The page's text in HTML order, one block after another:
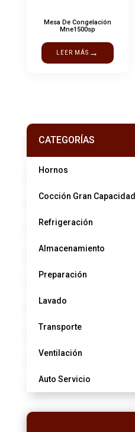
Mesa De Congelación
Mne1500sp
LEER MÁS →
CATEGORÍAS
Hornos
Cocción Gran Capacidad
Refrigeración
Almacenamiento
Preparación
Lavado
Transporte
Ventilación
Auto Servicio